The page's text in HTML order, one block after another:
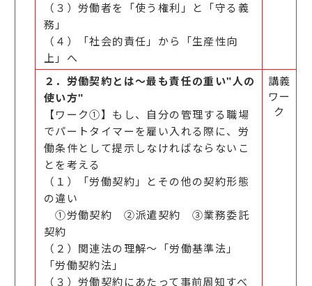
（３）労働者を「使う権利」と「守る義
務」
（４）「社会的責任」から「生産性向
上」へ
２．労働契約とは～最も責任の重い"人の
使い方"
【ワーク①】もし、自分の管理する職場
でパートタイマーを雇い入れる際に、労
働条件として提示しなければならないこ
とを考える
（１）「労働契約」とその他の契約形態
の違い
①労働契約 ②派遣契約 ③業務委託
契約
（２）関連法の理解～「労働基準法」
「労働契約法」
（３）労働契約にあたって事前周知すべ
講義
ワー
ク